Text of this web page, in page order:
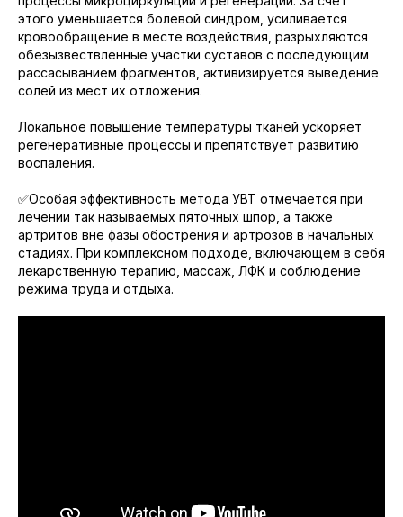
этого уменьшается болевой синдром, усиливается
кровообращение в месте воздействия, разрыхляются
обезызвествленные участки суставов с последующим
рассасыванием фрагментов, активизируется выведение
солей из мест их отложения.
Локальное повышение температуры тканей ускоряет
регенеративные процессы и препятствует развитию
воспаления.
✅Особая эффективность метода УВТ отмечается при
лечении так называемых пяточных шпор, а также
артритов вне фазы обострения и артрозов в начальных
стадиях. При комплексном подходе, включающем в себя
лекарственную терапию, массаж, ЛФК и соблюдение
режима труда и отдыха.